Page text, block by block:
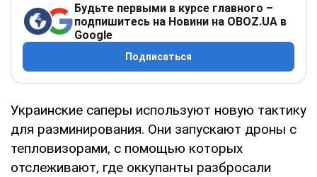
Будьте первыми в курсе главного –
подпишитесь на Новини на OBOZ.UA в
Google
Подписаться
Украинские саперы используют новую тактику
для разминирования. Они запускают дроны с
тепловизорами, с помощью которых
отслеживают, где оккупанты разбросали